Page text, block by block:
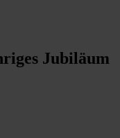
Jubiläum